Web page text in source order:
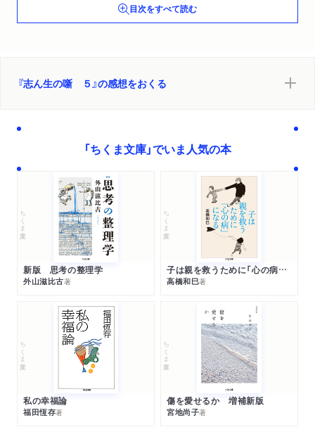
文違い
子別れ
目次をすべて読む
『志ん生の噺 ５』の感想をおくる
「ちくま文庫」でいま人気の本
ちくま文庫
新版 思考の整理学
外山滋比古著
ちくま文庫
子は親を救うために「心の病」になる
高橋和巳著
ちくま文庫
私の幸福論
福田恆存著
ちくま文庫
傷を愛せるか 増補新版
宮地尚子著